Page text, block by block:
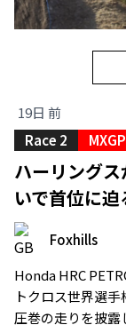
19日 前
Race 2
ハーリング
いで首位に迫
Foxhills
Honda HRC
トクロス世界選手
圧巻の走りを披